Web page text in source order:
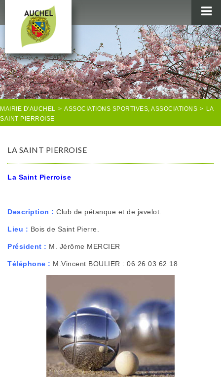
MAIRIE
AU QUOTIDIEN
AGENDA & LOISIRS
AUCHEL EN IMAGES
MAIRIE D'AUCHEL > ASSOCIATIONS SPORTIVES, ASSOCIATIONS > LA
SAINT PIERROISE
LA SAINT PIERROISE
La Saint Pierroise
Description : Club de pétanque et de javelot.
Lieu : Bois de Saint Pierre.
Président : M. Jérôme MERCIER
Téléphone : M.Vincent BOULIER : 06 26 03 62 18